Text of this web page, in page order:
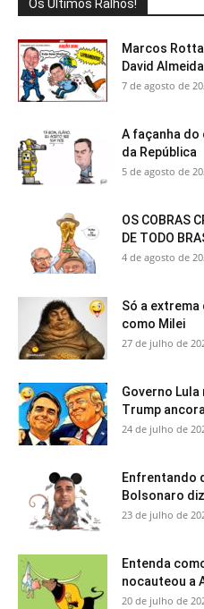
Os Últimos Ralhos!
Marcos
David
7 de agosto de
A façanha
da República
5 de agosto de
OS COBRAS
DE TODO
4 de agosto de
Só a
como Milei
27 de julho de
Governo
Trump
24 de julho de
Enfrentando
Bolsonaro
23 de julho de
Entenda
nocauteou a
20 de julho de